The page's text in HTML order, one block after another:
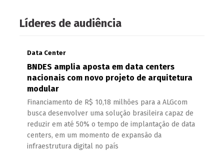
Líderes de audiência
Data Center
BNDES amplia aposta em data centers
nacionais com novo projeto de arquitetura
modular
Financiamento de R$ 10,18 milhões para a ALGcom
busca desenvolver uma solução brasileira capaz de
reduzir em até 50% o tempo de implantação de data
centers, em um momento de expansão da
infraestrutura digital no país